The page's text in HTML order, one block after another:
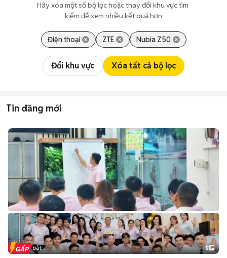
Hãy xóa một số bộ lọc hoặc thay đổi khu vực tìm
kiếm để xem nhiều kết quả hơn
Điện thoại ZTE Nubia Z50
Đổi khu vực Xóa tất cả bộ lọc
Tin đăng mới
Tin nổi bật 5